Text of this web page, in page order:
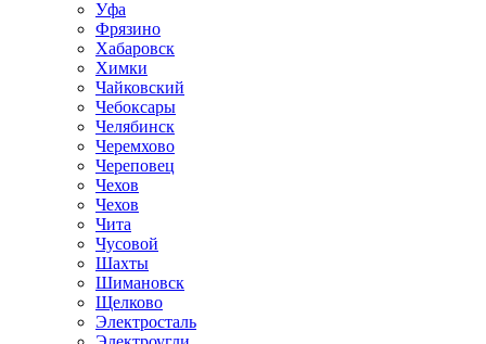
Уфа
Фрязино
Хабаровск
Химки
Чайковский
Чебоксары
Челябинск
Черемхово
Череповец
Чехов
Чехов
Чита
Чусовой
Шахты
Шимановск
Щелково
Электросталь